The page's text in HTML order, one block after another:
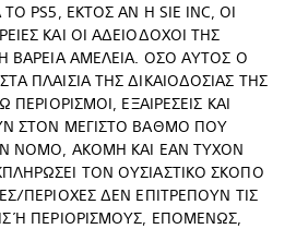
PS5, ΕΚΤΟΣ ΑΝ Η SIE INC, ΟΙ
ΚΑΙ ΟΙ ΑΔΕΙΟΔΟΧΟΙ ΤΗΣ
ΒΑΡΕΙA ΑΜΕΛΕΙΑ. ΟΣΟ ΑΥΤΟΣ Ο
ΠΛΑΙΣΙΑ ΤΗΣ ΔΙΚΑΙΟΔΟΣΙΑΣ ΤΗΣ
ΕΞΑΙΡΕΣΕΙΣ ΚΑΙ
ΣΤΟΝ ΜΕΓΙΣΤΟ ΒΑΘΜΟ ΠΟΥ
ΝΟΜΟ, ΑΚΟΜΗ ΚΑΙ ΕΑΝ ΤΥΧΟΝ
ΤΟΝ ΟΥΣΙΑΣΤΙΚΟ ΣΚΟΠΟ
ΠΕΡΙΟΧΕΣ ΔΕΝ ΕΠΙΤΡΕΠΟΥΝ ΤΙΣ
Ή ΠΕΡΙΟΡΙΣΜΟΥΣ, ΕΠΟΜΕΝΩΣ,